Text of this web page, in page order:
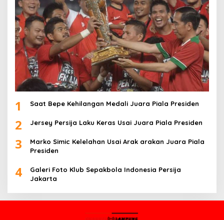
1 Saat Bepe Kehilangan Medali Juara Piala Presiden
2 Jersey Persija Laku Keras Usai Juara Piala Presiden
3
Marko Simic Kelelahan Usai Arak arakan Juara Piala
Presiden
4
Galeri Foto Klub Sepakbola Indonesia Persija
Jakarta